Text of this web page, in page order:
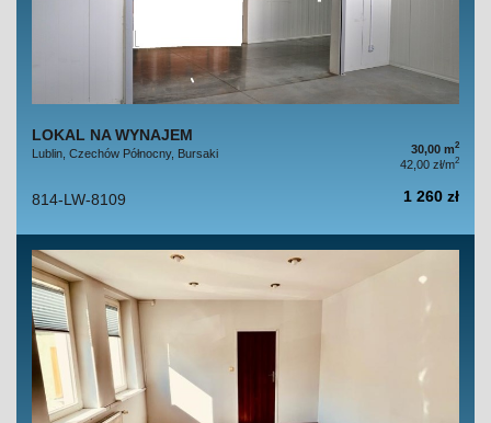
LOKAL NA WYNAJEM
Lublin, Czechów Północny, Bursaki 30,00 m2
42,00 zł/m2
814-LW-8109 1 260 zł